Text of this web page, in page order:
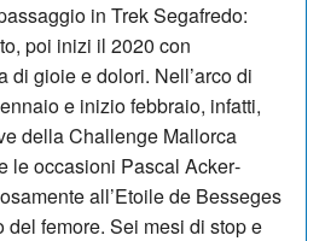
in Trek Segafredo:
poi inizi il 2020 con
di gioie e dolori. Nell’arco di
e inizio febbraio, infatti,
della Chal­lenge Mallorca
le occasioni Pascal Acker­
all’Etoile de Besseges
del femore. Sei mesi di stop e